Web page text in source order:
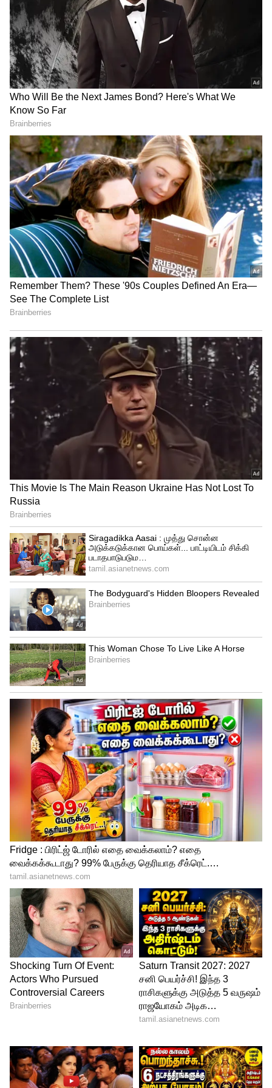
ஆனால், மாணவியின் தந்தை தரப்பில்
மருத்துவர்கள் நிய மிக்கப்படாத தால், அவர்
உச்சநீதிமன்றத்தில் மேல்முறையீடு
செய்தார். இதற்கிடையில், உயர்நீதிமன்ற
உத்தரவின்படி மருத்துவர்கள் குழு,
மாணவியின் உடலை மறுபிரேத
பரிசோதனை செய்தது. மறுபிரேத
பரிசோதனை செய்த உடலை ஸ்ரீமதி
பெற்றோரை வாங்கிக் கொள்ள உத்தரவிட
கோரி அரசு தரப்பில் உயர்நீதிமன்ற நீதிபதி
என்.சதீஷ்குமாரிடம் முறையிடப்பட்டது. இந்த
வழக்கு விசாரணையின் போது மகளின்
உடலை நாளை நண்பகல் 11 மணிக்குள்
பெற்றுக் கொள்ள வேண்டும். அவ்வாறு
பெற்றுக் கொள்ளா விட்டால் காவல் துறை
சட்டப்படி இறுதி சடங்குகளை நடத்தும்
என்றார்.
இதையும் படிங்க;-
மாணவி இறுதி சடங்கில் வெளியூர்
ஆட்களுக்கு அனுமதி இல்லை… சட்ட
ஒழுங்கை காக்க போலீஸார் நடவடிக்கை!!
கண்டனம்!
மேகதாட்டு விவகாரத்தில்
அரசின் மெத்தனப் போக்கைக்
கடுமையாகத் தாக்கிய
பிரேமலதா விஜயகாந்த் !